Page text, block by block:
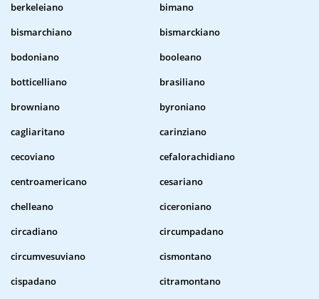
berkeleiano
bimano
bismarchiano
bismarckiano
bodoniano
booleano
botticelliano
brasiliano
browniano
byroniano
cagliaritano
carinziano
cecoviano
cefalorachidiano
centroamericano
cesariano
chelleano
ciceroniano
circadiano
circumpadano
circumvesuviano
cismontano
cispadano
citramontano